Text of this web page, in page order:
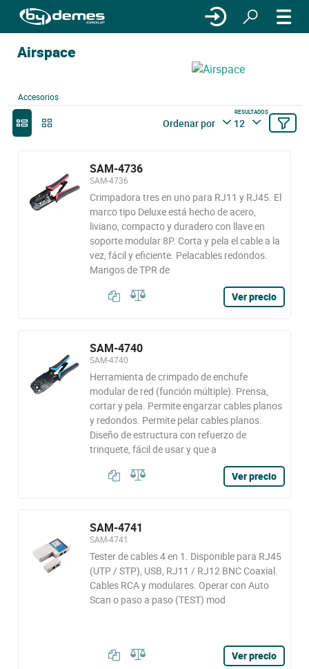
Airspace
Accesorios
Ordenar por
RESULTADOS
12
SAM-4736
SAM-4736
Crimpadora tres en uno para RJ11 y RJ45. El
marco tipo Deluxe está hecho de acero,
liviano, compacto y duradero con llave en
soporte modular 8P. Corta y pela el cable a la
vez, fácil y eficiente. Pelacables redondos.
Mangos de TPR de
Ver precio
SAM-4740
SAM-4740
Herramienta de crimpado de enchufe
modular de red (función múltiple). Prensa,
cortar y pela. Permite engarzar cables planos
y redondos. Permite pelar cables planos.
Diseño de estructura con refuerzo de
trinquete, fácil de usar y que a
Ver precio
SAM-4741
SAM-4741
Tester de cables 4 en 1. Disponible para RJ45
(UTP / STP), USB, RJ11 / RJ12 BNC Coaxial.
Cables RCA y modulares. Operar con Auto
Scan o paso a paso (TEST) mod
Ver precio